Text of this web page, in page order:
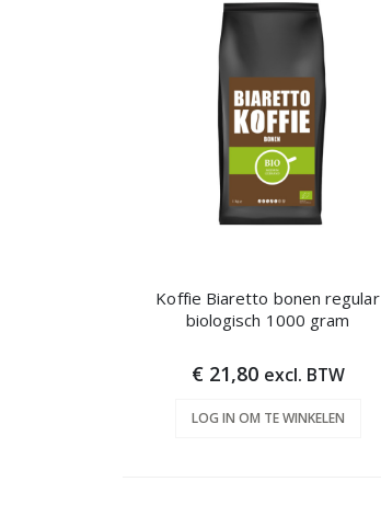
Koffie Biaretto bonen regular
biologisch 1000 gram
€ 21,80 excl. BTW
LOG IN OM TE WINKELEN